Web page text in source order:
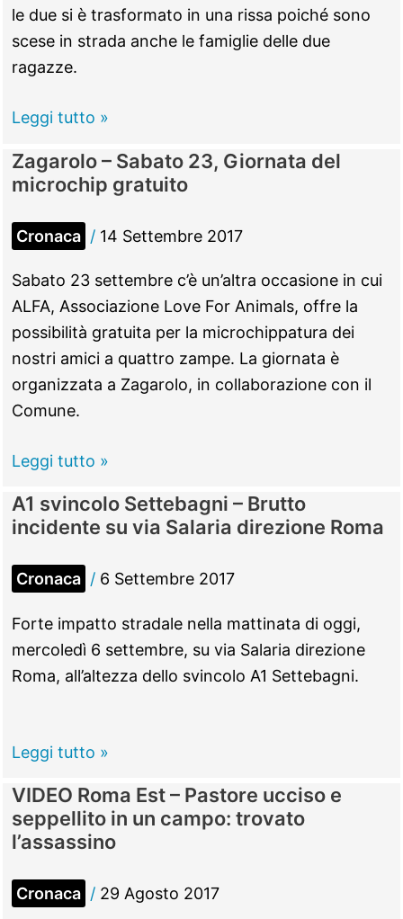
le due si è trasformato in una rissa poiché sono
scese in strada anche le famiglie delle due
ragazze.
Castelverde
Due
ragazzine
si
picchiano
ma
arrivano
i
genitori
e
scoppia
rissa
Leggi tutto »
Zagarolo – Sabato 23, Giornata del
microchip gratuito
Cronaca / 14 Settembre 2017
Sabato 23 settembre c’è un’altra occasione in cui
ALFA, Associazione Love For Animals, offre la
possibilità gratuita per la microchippatura dei
nostri amici a quattro zampe. La giornata è
organizzata a Zagarolo, in collaborazione con il
Comune.
Zagarolo
Sabato
23,
Giornata
del
microchip
gratuito
Leggi tutto »
A1 svincolo Settebagni – Brutto
incidente su via Salaria direzione Roma
Cronaca / 6 Settembre 2017
Forte impatto stradale nella mattinata di oggi,
mercoledì 6 settembre, su via Salaria direzione
Roma, all’altezza dello svincolo A1 Settebagni.
A1
Settebagni
–
Brutto
incidente
su
Leggi tutto »
VIDEO Roma Est – Pastore ucciso e
seppellito in un campo: trovato
l’assassino
Cronaca / 29 Agosto 2017